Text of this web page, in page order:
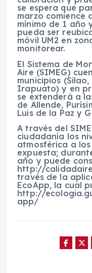
se espera que
marzo comience
mínimo de 1 año
pueda ser
móvil UM2 en
monitorear.
El Sistema de
Aire (SIMEG)
municipios
Irapuato) y en
se extenderá a
de Allende,
Luis de la Paz y
A través del
ciudadanía los
atmosférica a
expuesta;
año y puede
http://
través de la
EcoApp, la cual
http://
app/